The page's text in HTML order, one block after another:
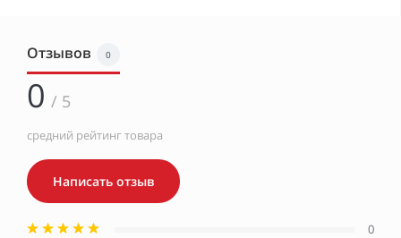
Отзывов 0
0 / 5
средний рейтинг товара
Написать отзыв
0